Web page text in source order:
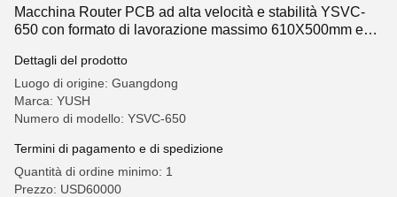
Macchina Router PCB ad alta velocità e stabilità YSVC-
650 con formato di lavorazione massimo 610X500mm e
Dettagli del prodotto
Luogo di origine: Guangdong
Marca: YUSH
Numero di modello: YSVC-650
Termini di pagamento e di spedizione
Quantità di ordine minimo: 1
Prezzo: USD60000